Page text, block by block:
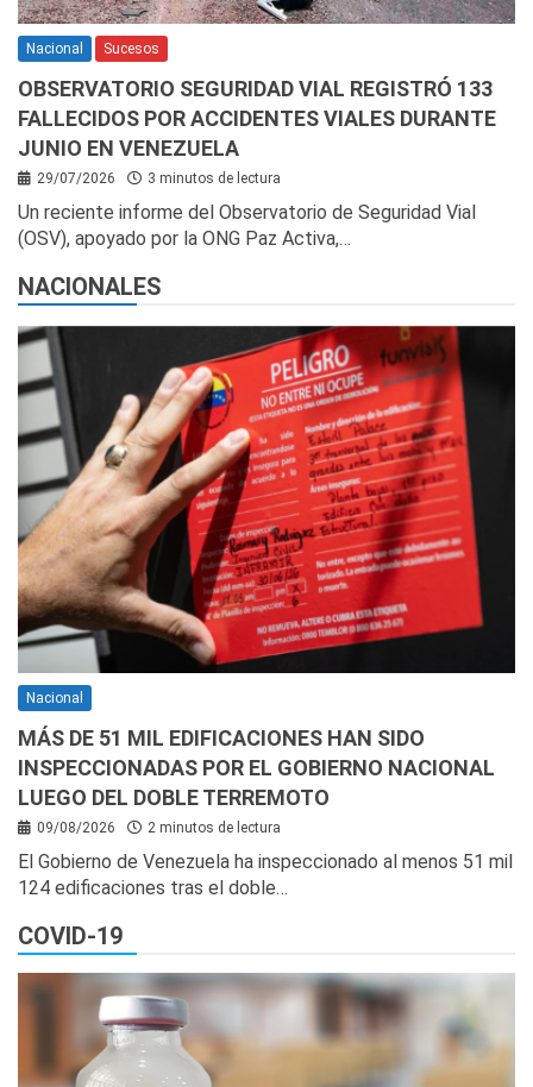
Nacional Sucesos
OBSERVATORIO SEGURIDAD VIAL REGISTRÓ 133
FALLECIDOS POR ACCIDENTES VIALES DURANTE
JUNIO EN VENEZUELA
29/07/2026 3 minutos de lectura
Un reciente informe del Observatorio de Seguridad Vial
(OSV), apoyado por la ONG Paz Activa,…
NACIONALES
Nacional
MÁS DE 51 MIL EDIFICACIONES HAN SIDO
INSPECCIONADAS POR EL GOBIERNO NACIONAL
LUEGO DEL DOBLE TERREMOTO
09/08/2026 2 minutos de lectura
El Gobierno de Venezuela ha inspeccionado al menos 51 mil
124 edificaciones tras el doble…
COVID-19